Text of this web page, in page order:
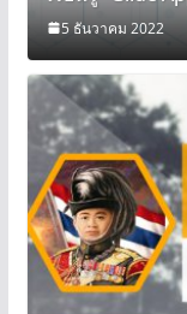
การบริหารสถา
เรียนรู้ “Glide
5 ธันวาคม 2022